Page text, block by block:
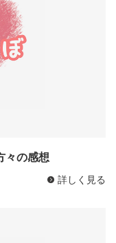
々の感想
詳しく見る